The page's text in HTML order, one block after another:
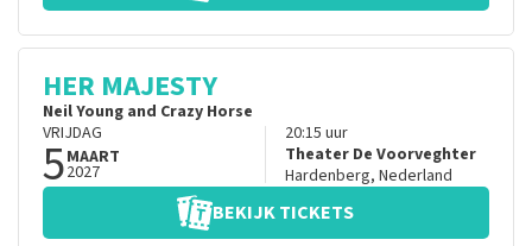
HER MAJESTY
Neil Young and Crazy Horse
VRIJDAG
5MAART
2027
20:15 uur
Theater De Voorveghter
Hardenberg, Nederland
BEKIJK TICKETS